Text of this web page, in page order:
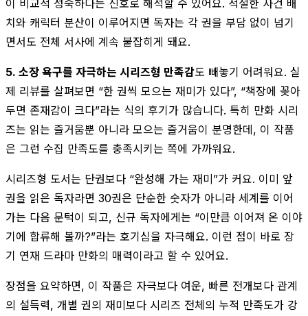
이 비교적 성숙하다는 신호로 해석할 수 있어요. 적절한 사건 배
치와 캐릭터 분산이 이루어지면 독자는 각 권을 부담 없이 넘기
면서도 전체 서사에 계속 붙잡히게 돼요.
5. 소장 욕구를 자극하는 시리즈형 만족감도 빼놓기 어려워요. 실
제 리뷰를 살펴보면 “한 권씩 모으는 재미가 있다”, “책장에 꽂아
두면 존재감이 크다”라는 식의 후기가 많습니다. 특히 만화 시리
즈는 읽는 즐거움뿐 아니라 모으는 즐거움이 분명한데, 이 작품
은 그런 수집 만족도를 충족시키는 쪽에 가까워요.
시리즈형 도서는 단권보다 “완성해 가는 재미”가 커요. 이미 앞
권을 읽은 독자라면 30권은 단순한 숫자가 아니라 세계를 이어
가는 다음 문턱이 되고, 신규 독자에게는 “이만큼 이어져 온 이야
기에 합류해 볼까?”라는 호기심을 자극해요. 이런 점이 바로 장
기 연재 드라마 만화의 매력이라고 할 수 있어요.
장점을 요약하면, 이 작품은 자극보다 여운, 빠른 전개보다 관계
의 설득력, 개별 권의 재미보다 시리즈 전체의 누적 만족도가 강